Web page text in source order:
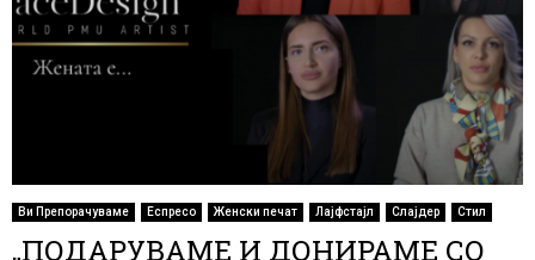
Ви Препорачуваме Еспресо Женски печат Лајфстајл Слајдер Стил
„ПОДАРУВАМЕ И ДОНИРАМЕ СО